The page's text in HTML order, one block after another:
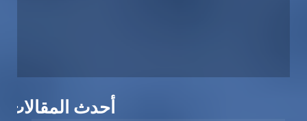
أحدث المقالات